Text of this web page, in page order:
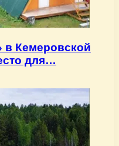
в Кемеровской
для…